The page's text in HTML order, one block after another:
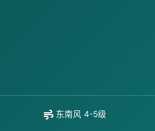
东南风 4-5级